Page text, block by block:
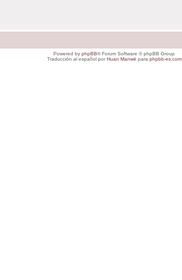
Powered by phpBB® Forum Software © phpBB Group
Traducción al español porHuan Manwë para phpbb-es.com